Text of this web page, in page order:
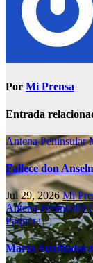
Por Mi Prensa
Entrada
Antena Peninsular
Fallece don
Jul 29, 2026Mi
Antena Peninsular
Paquera
María Auxiliadora